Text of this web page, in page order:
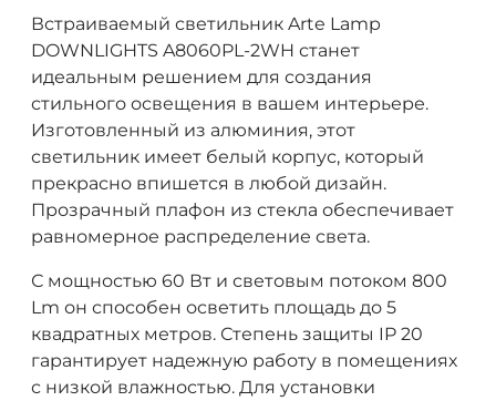
Встраиваемый светильник Arte Lamp
DOWNLIGHTS A8060PL-2WH станет
идеальным решением для создания
стильного освещения в вашем интерьере.
Изготовленный из алюминия, этот
светильник имеет белый корпус, который
прекрасно впишется в любой дизайн.
Прозрачный плафон из стекла обеспечивает
равномерное распределение света.
С мощностью 60 Вт и световым потоком 800
Lm он способен осветить площадь до 5
квадратных метров. Степень защиты IP 20
гарантирует надежную работу в помещениях
с низкой влажностью. Для установки